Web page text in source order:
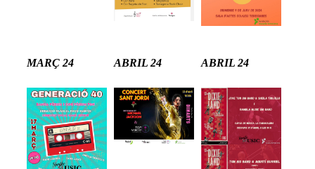
MARÇ 24 ABRIL 24 ABRIL 24